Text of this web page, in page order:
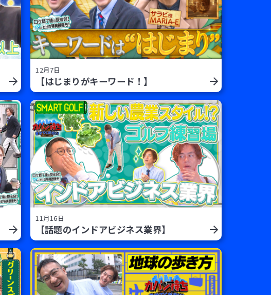
12月7日
【はじまりがキーワード！】
11月16日
【話題のインドアビジネス業界】